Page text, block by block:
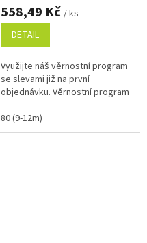
558,49 Kč / ks
DETAIL
Využijte náš věrnostní program
se slevami již na první
objednávku. Věrnostní program
80 (9-12m)